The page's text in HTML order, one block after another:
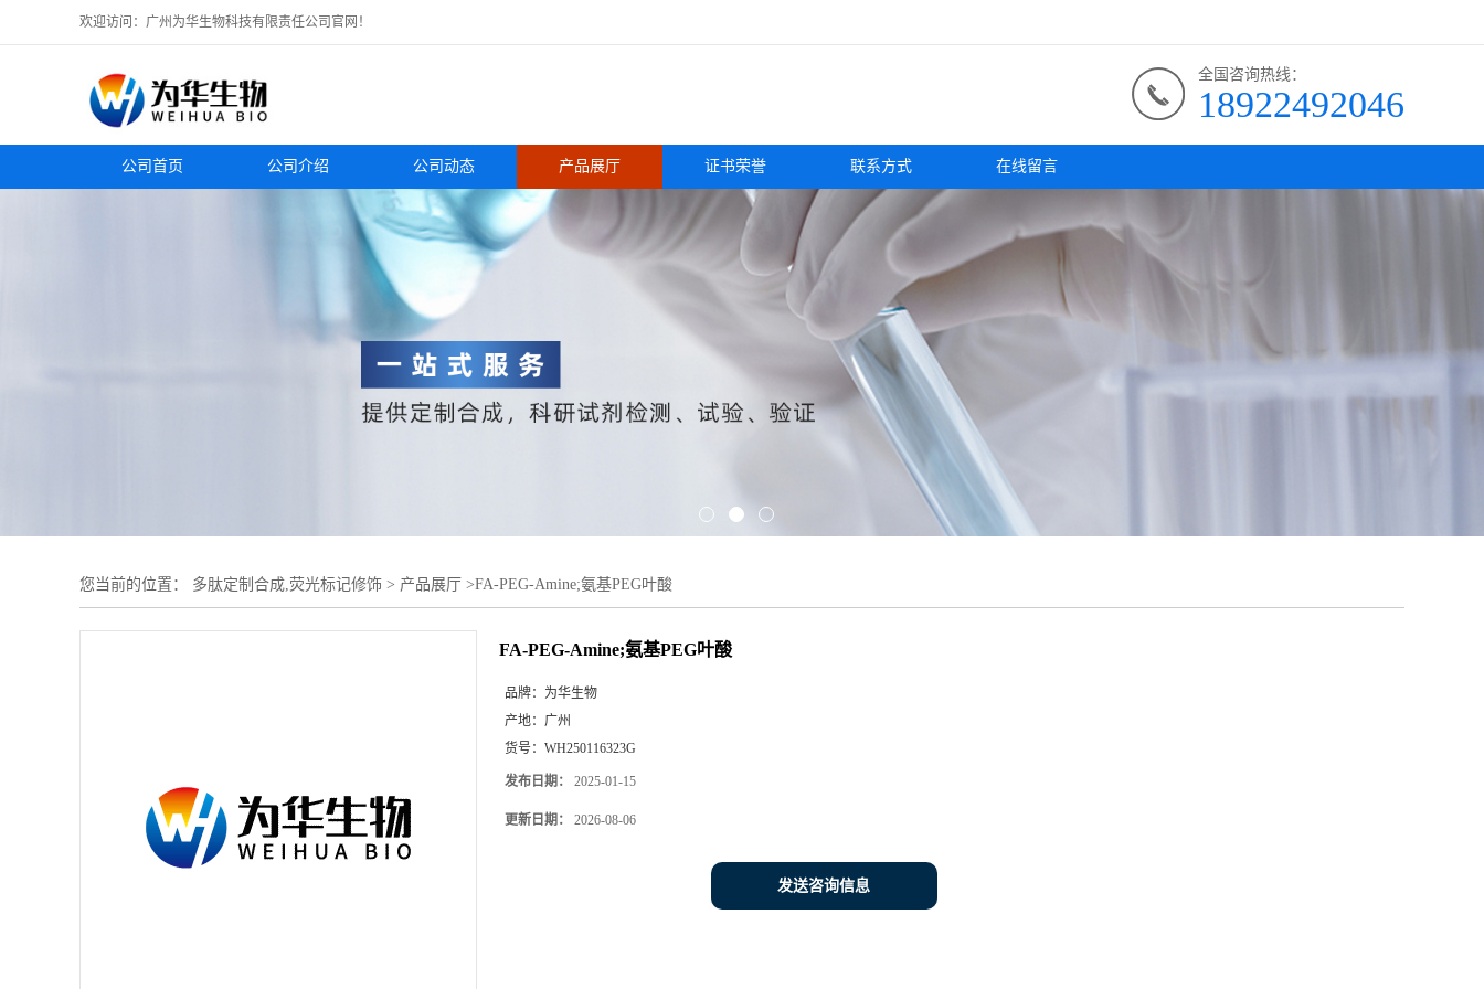
欢迎访问：广州为华生物科技有限责任公司官网！
全国咨询热线：
18922492046
公司首页 公司介绍 公司动态 产品展厅 证书荣誉 联系方式 在线留言
您当前的位置： 多肽定制合成,荧光标记修饰 > 产品展厅 >FA-PEG-Amine;氨基PEG叶酸
FA-PEG-Amine;氨基PEG叶酸
品牌： 为华生物
产地： 广州
货号： WH250116323G
发布日期： 2025-01-15
更新日期： 2026-08-06
发送咨询信息